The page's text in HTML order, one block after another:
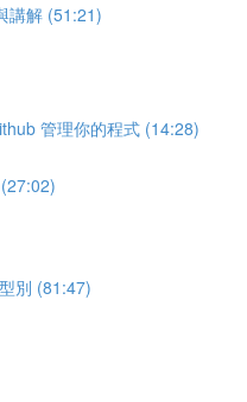
講解 (51:21)
管理你的程式 (14:28)
別 (81:47)